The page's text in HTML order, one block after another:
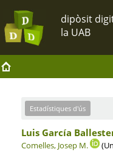
Estadístiques d'ús
Luis García
Comelles, Josep M.